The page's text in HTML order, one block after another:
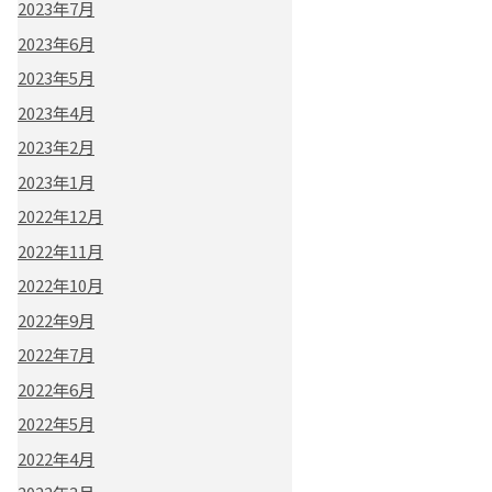
2023年7月
2023年6月
2023年5月
2023年4月
2023年2月
2023年1月
2022年12月
2022年11月
2022年10月
2022年9月
2022年7月
2022年6月
2022年5月
2022年4月